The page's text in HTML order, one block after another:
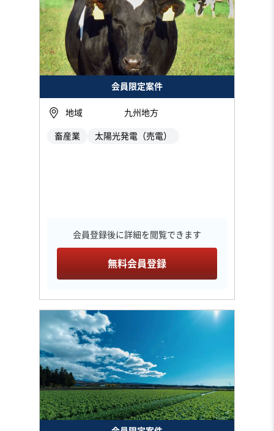
会員限定案件
地域 九州地方
畜産業 太陽光発電（売電）
会員登録後に詳細を閲覧できます
無料会員登録